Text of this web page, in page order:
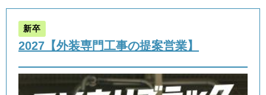
新卒
2027【外装専門工事の提案営業】